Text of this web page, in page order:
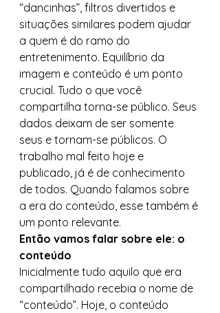
“dancinhas”, filtros divertidos e
situações similares podem ajudar
a quem é do ramo do
entretenimento. Equilíbrio da
imagem e conteúdo é um ponto
crucial. Tudo o que você
compartilha torna-se público. Seus
dados deixam de ser somente
seus e tornam-se públicos. O
trabalho mal feito hoje e
publicado, já é de conhecimento
de todos. Quando falamos sobre
a era do conteúdo, esse também é
um ponto relevante.
Então vamos falar sobre ele: o
conteúdo
Inicialmente tudo aquilo que era
compartilhado recebia o nome de
“conteúdo”. Hoje, o conteúdo